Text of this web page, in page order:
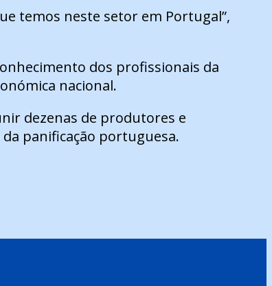
temos neste setor em Portugal”,
dos profissionais da
nacional.
dezenas de produtores e
panificação portuguesa.